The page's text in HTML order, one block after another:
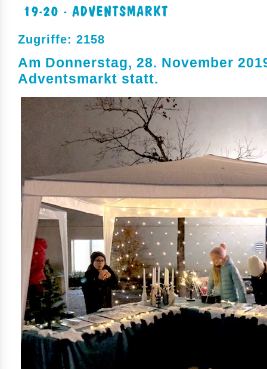
Zugriffe: 2158
Am Donnerstag, 28. November
Adventsmarkt statt.